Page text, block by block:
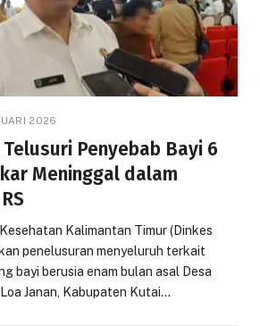
2026
Penyebab Bayi 6
Meninggal dalam
Kalimantan Timur (Dinkes
penelusuran menyeluruh terkait
bayi berusia enam bulan asal Desa
Janan, Kabupaten Kutai…